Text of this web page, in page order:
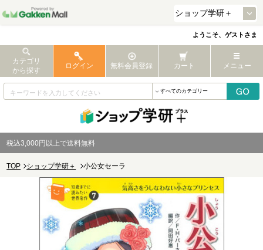
ようこそ、ゲストさま
カテゴリ
から探す
ログイン 無料会員登録 カート メニュー
税込3,000円以上で送料無料
TOP ショップ学研＋ 小公女セーラ